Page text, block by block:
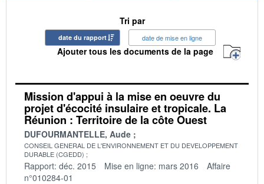
Tri par
date du rapport date de mise en ligne
Ajouter tous les documents de la page
Mission d'appui à la mise en oeuvre du
projet d'écocité insulaire et tropicale. La
Réunion : Territoire de la côte Ouest
DUFOURMANTELLE, Aude
CONSEIL GENERAL DE L'ENVIRONNEMENT ET DU DEVELOPPEMENT
DURABLE (CGEDD)
Rapport: déc. 2015 Mise en ligne: mars 2016
Affaire
n°010284-01